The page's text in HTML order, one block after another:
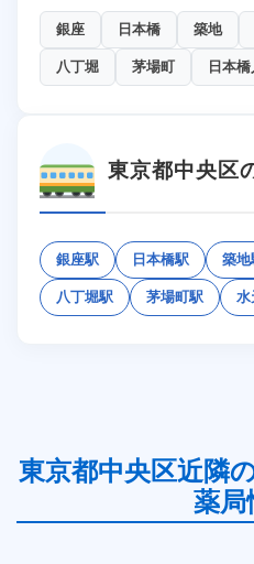
銀座 日本橋 築地
八丁堀 茅場町 日本
東京都中央区
銀座駅 日本橋駅 築地
八丁堀駅 茅場町駅 水
東京都中央区近隣
薬局